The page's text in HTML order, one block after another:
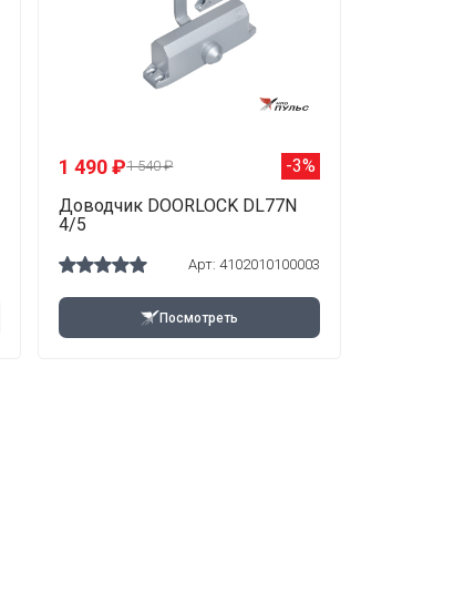
1 490 ₽1 540 ₽
-3%
Доводчик DOORLOCK DL77N
4/5
Арт: 4102010100003
Посмотреть